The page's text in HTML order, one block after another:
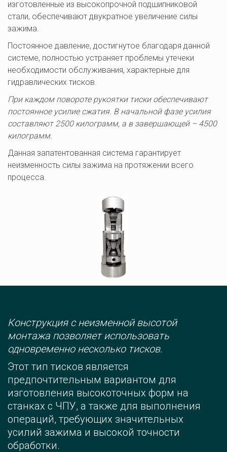
изготовленные из высокопрочной подшипниковой
стали, обеспечивают двукратное увеличение силы
зажима.
Постоянное давление, достигнутое благодаря данной
системе, полностью устраняет проблемы утечеки
необходимости обслуживания, характерные для
гидравлических тисков.
При каждом повороте рукоятки тиски обеспечивают
постоянное усилие сжатия. В начальной фазе усилия
составляют 2500 килограмм, а в завершающей – 4500
килограмм.
Данная запатентованная система гарантирует
неизменность силы зажима на протяжении всего
процесса.
Конструкция с неизменной высотой
монтажа позволяет использовать
одновременно несколько тисков.
Этот тип тисков является
предпочтительным вариантом для
изготовления высокоточных форм на
станках с ЧПУ, а также для выполнения
операций, требующих значительных
усилий зажима и высокой точности
обработки.